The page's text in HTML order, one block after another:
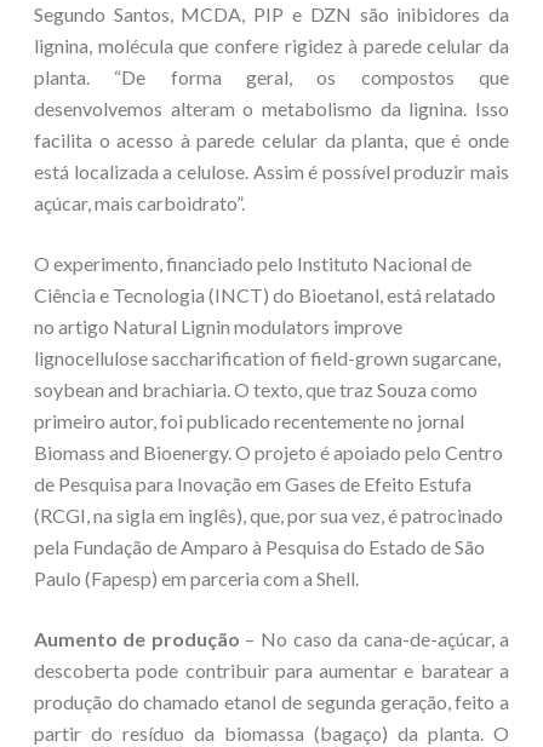
Segundo Santos, MCDA, PIP e DZN são inibidores da
lignina, molécula que confere rigidez à parede celular da
planta. “De forma geral, os compostos que
desenvolvemos alteram o metabolismo da lignina. Isso
facilita o acesso à parede celular da planta, que é onde
está localizada a celulose. Assim é possível produzir mais
açúcar, mais carboidrato”.
O experimento, financiado pelo Instituto Nacional de
Ciência e Tecnologia (INCT) do Bioetanol, está relatado
no artigo Natural Lignin modulators improve
lignocellulose saccharification of field-grown sugarcane,
soybean and brachiaria. O texto, que traz Souza como
primeiro autor, foi publicado recentemente no jornal
Biomass and Bioenergy. O projeto é apoiado pelo Centro
de Pesquisa para Inovação em Gases de Efeito Estufa
(RCGI, na sigla em inglês), que, por sua vez, é patrocinado
pela Fundação de Amparo à Pesquisa do Estado de São
Paulo (Fapesp) em parceria com a Shell.
Aumento de produção – No caso da cana-de-açúcar, a
descoberta pode contribuir para aumentar e baratear a
produção do chamado etanol de segunda geração, feito a
partir do resíduo da biomassa (bagaço) da planta. O